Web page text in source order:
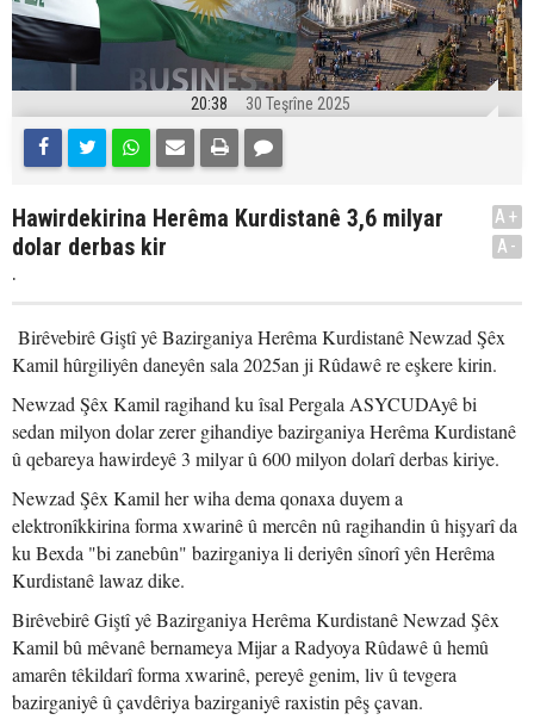
20:38 30 Teşrîne 2025
Hawirdekirina Herêma Kurdistanê 3,6 milyar
dolar derbas kir
.
A+
A-
Birêvebirê Giştî yê Bazirganiya Herêma Kurdistanê Newzad Şêx
Kamil hûrgiliyên daneyên sala 2025an ji Rûdawê re eşkere kirin.
Newzad Şêx Kamil ragihand ku îsal Pergala ASYCUDAyê bi
sedan milyon dolar zerer gihandiye bazirganiya Herêma Kurdistanê
û qebareya hawirdeyê 3 milyar û 600 milyon dolarî derbas kiriye.
Newzad Şêx Kamil her wiha dema qonaxa duyem a
elektronîkkirina forma xwarinê û mercên nû ragihandin û hişyarî da
ku Bexda "bi zanebûn" bazirganiya li deriyên sînorî yên Herêma
Kurdistanê lawaz dike.
Birêvebirê Giştî yê Bazirganiya Herêma Kurdistanê Newzad Şêx
Kamil bû mêvanê bernameya Mijar a Radyoya Rûdawê û hemû
amarên têkildarî forma xwarinê, pereyê genim, liv û tevgera
bazirganiyê û çavdêriya bazirganiyê raxistin pêş çavan.